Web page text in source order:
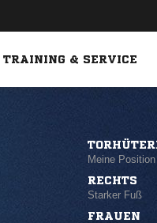
TRAINING & SERVICE
Meine Position
RECHTS
Starker Fuß
FRAUEN